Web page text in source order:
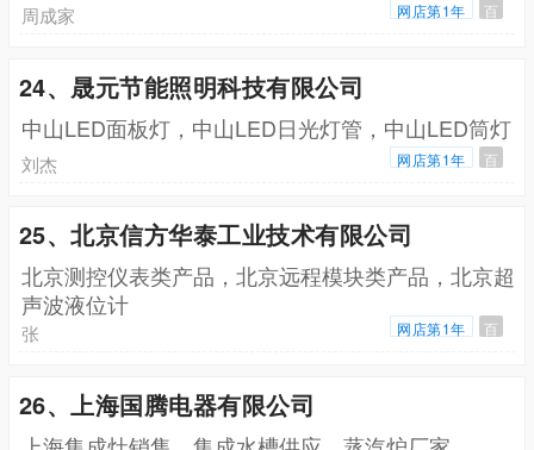
周成家 网店第1年 百
24、晟元节能照明科技有限公司
中山LED面板灯，中山LED日光灯管，中山LED筒灯
刘杰 网店第1年 百
25、北京信方华泰工业技术有限公司
北京测控仪表类产品，北京远程模块类产品，北京超
声波液位计
张 网店第1年 百
26、上海国腾电器有限公司